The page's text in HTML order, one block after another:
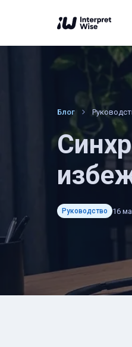
Блог
Руководство 16